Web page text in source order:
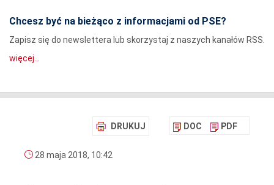
Chcesz być na bieżąco z informacjami od PSE?
Zapisz się do newslettera lub skorzystaj z naszych kanałów RSS.
więcej...
DRUKUJ DOC PDF
28 maja 2018, 10:42